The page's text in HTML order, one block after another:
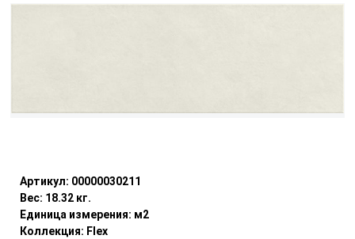
Артикул: 00000030211
Вес: 18.32 кг.
Единица измерения: м2
Коллекция: Flex